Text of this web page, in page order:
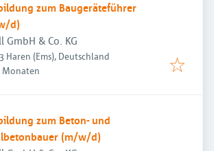
zum Baugeräteführer
d)
GmbH & Co. KG
Haren (Ems), Deutschland
:
Monaten
zum Beton- und
(m/w/d)